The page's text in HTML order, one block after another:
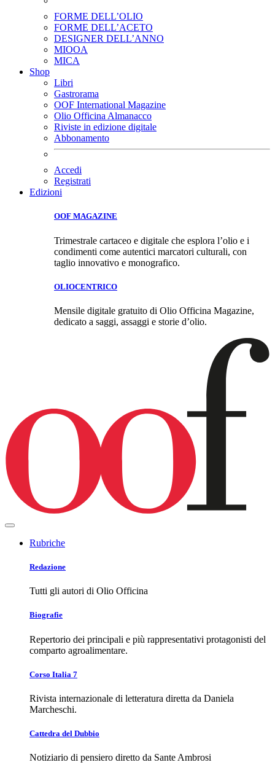
FORME DELL’OLIO
FORME DELL’ACETO
DESIGNER DELL’ANNO
MIOOA
MICA
Shop
Libri
Gastrorama
OOF International Magazine
Olio Officina Almanacco
Riviste in edizione digitale
Abbonamento
Accedi
Registrati
Edizioni
OOF MAGAZINE
Trimestrale cartaceo e digitale che esplora l’olio e i
condimenti come autentici marcatori culturali, con
taglio innovativo e monografico.
OLIOCENTRICO
Mensile digitale gratuito di Olio Officina Magazine,
dedicato a saggi, assaggi e storie d’olio.
Rubriche
Redazione
Tutti gli autori di Olio Officina
Biografie
Repertorio dei principali e più rappresentativi protagonisti del
comparto agroalimentare.
Corso Italia 7
Rivista internazionale di letteratura diretta da Daniela
Marcheschi.
Cattedra del Dubbio
Notiziario di pensiero diretto da Sante Ambrosi